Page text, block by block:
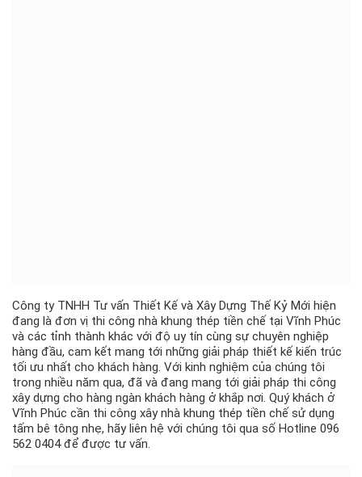
Công ty TNHH Tư vấn Thiết Kế và Xây Dựng Thế Kỷ Mới hiện
đang là đơn vị thi công nhà khung thép tiền chế tại Vĩnh Phúc
và các tỉnh thành khác với độ uy tín cùng sự chuyên nghiệp
hàng đầu, cam kết mang tới những giải pháp thiết kế kiến trúc
tối ưu nhất cho khách hàng. Với kinh nghiệm của chúng tôi
trong nhiều năm qua, đã và đang mang tới giải pháp thi công
xây dựng cho hàng ngàn khách hàng ở khắp nơi. Quý khách ở
Vĩnh Phúc cần thi công xây nhà khung thép tiền chế sử dụng
tấm bê tông nhẹ, hãy liên hệ với chúng tôi qua số Hotline 096
562 0404 để được tư vấn.